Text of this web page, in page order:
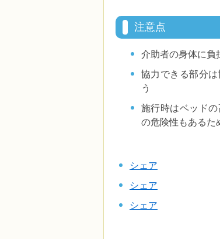
注意点
介助者の身体に負
協力できる部分
う
施行時はベッド
の危険性もあるた
シェア
シェア
シェア